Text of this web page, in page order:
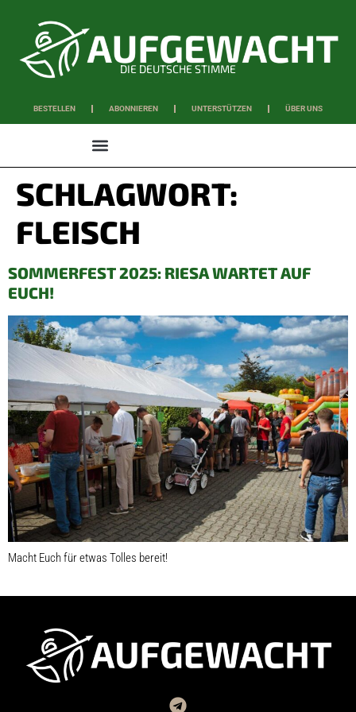
DIE DEUTSCHE STIMME
BESTELLEN ABONNIEREN UNTERSTÜTZEN ÜBER UNS
SCHLAGWORT:
FLEISCH
SOMMERFEST 2025: RIESA WARTET AUF
EUCH!
Macht Euch für etwas Tolles bereit!